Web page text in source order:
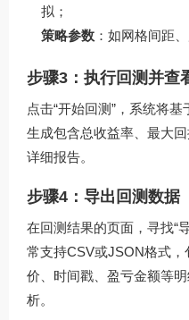
拟；
策略参数 ：如网格间距
步骤3：执行回测并查
点击“开始回测”，系统将
生成包含总收益率、最大
详细报告。
步骤4：导出回测数据
在回测结果的页面，寻找“
常支持CSV或JSON格式
价、时间戳、盈亏金额等
析。